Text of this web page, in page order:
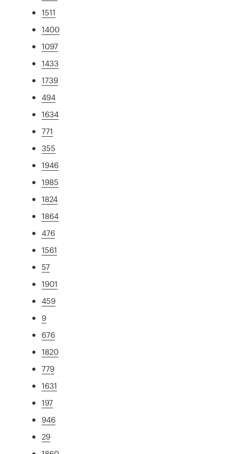
1511
1400
1097
1433
1739
494
1634
771
355
1946
1985
1824
1864
476
1561
57
1901
459
9
676
1820
779
1631
197
946
29